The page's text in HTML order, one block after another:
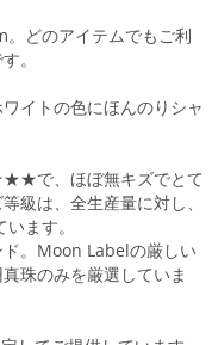
どのアイテムでもご利
。
イトの色にほんのりシャ
で、ほぼ無キズでとて
級は、全生産量に対し、
ます。
。Moon Labelの厳しい
珠のみを厳選していま